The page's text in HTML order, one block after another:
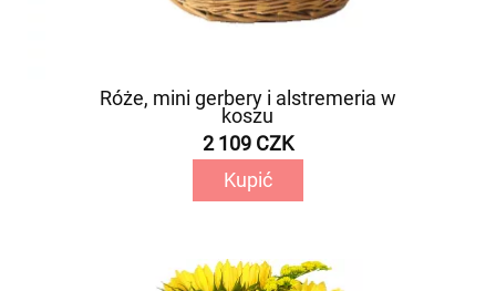
Róże, mini gerbery i alstremeria w
koszu
2 109 CZK
Kupić